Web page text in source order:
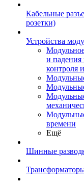
Кабельные
розетки)
Устройства
и падения
контроля
времени
Ещё
Шинные